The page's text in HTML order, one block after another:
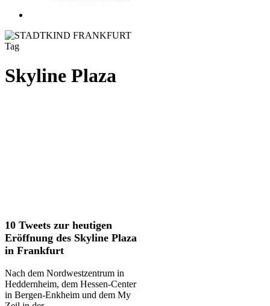
Tag
Skyline Plaza
10
Tweets
zur
heutigen
des
Skyline
Plaza
10 Tweets zur heutigen
Eröffnung des Skyline Plaza
in Frankfurt
Nach dem Nordwestzentrum in
Heddernheim, dem Hessen-Center
in Bergen-Enkheim und dem My